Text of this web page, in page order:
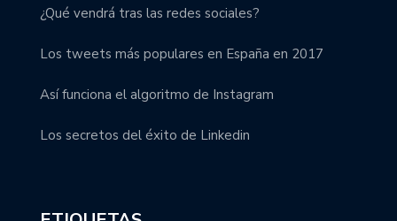
¿Qué vendrá tras las redes sociales?
Los tweets más populares en España en 2017
Así funciona el algoritmo de Instagram
Los secretos del éxito de Linkedin